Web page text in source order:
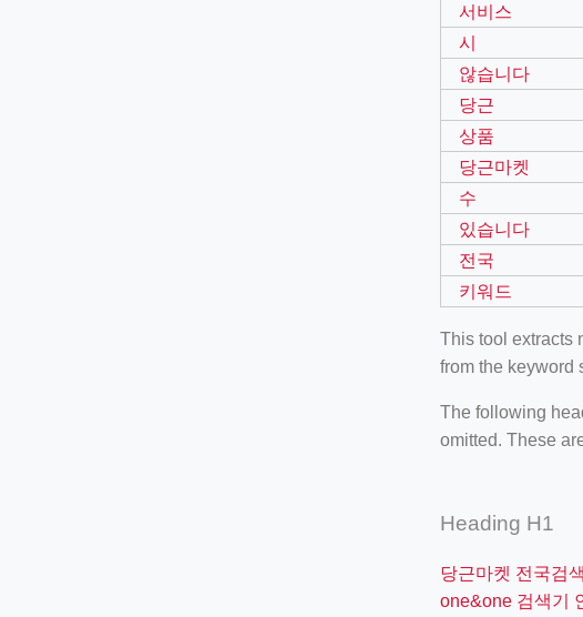
서비스
시
않습니다
당근
상품
당근마켓
수
있습니다
전국
키워드
This tool extracts
from the keyword
The following
omitted. These
Heading H1
당근마켓 전국검색
one&one 검색기